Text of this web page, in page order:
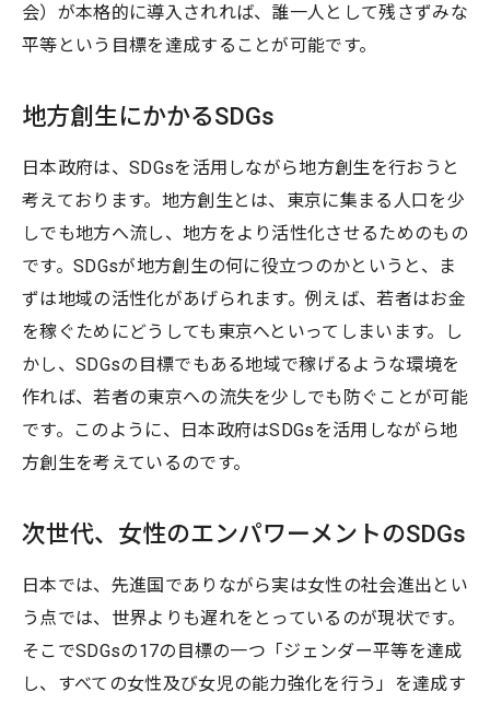
会）が本格的に導入されれば、誰一人として残さずみな
平等という目標を達成することが可能です。
地方創生にかかるSDGs
日本政府は、SDGsを活用しながら地方創生を行おうと
考えております。地方創生とは、東京に集まる人口を少
しでも地方へ流し、地方をより活性化させるためのもの
です。SDGsが地方創生の何に役立つのかというと、ま
ずは地域の活性化があげられます。例えば、若者はお金
を稼ぐためにどうしても東京へといってしまいます。し
かし、SDGsの目標でもある地域で稼げるような環境を
作れば、若者の東京への流失を少しでも防ぐことが可能
です。このように、日本政府はSDGsを活用しながら地
方創生を考えているのです。
次世代、女性のエンパワーメントのSDGs
日本では、先進国でありながら実は女性の社会進出とい
う点では、世界よりも遅れをとっているのが現状です。
そこでSDGsの17の目標の一つ「ジェンダー平等を達成
し、すべての女性及び女児の能力強化を行う」を達成す